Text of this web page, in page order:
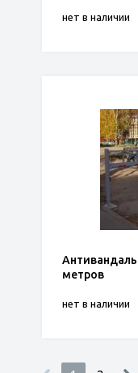
нет в наличии
метров
нет в наличии